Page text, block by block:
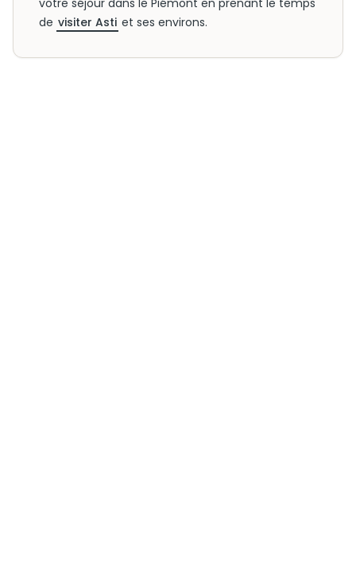
votre séjour dans le Piémont en prenant le temps
de visiter Asti et ses environs.